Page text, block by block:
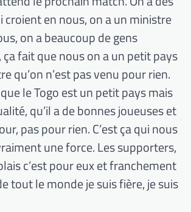
croient en nous, on a un ministre
on a beaucoup de gens
fait que nous on a un petit pays
qu’on n’est pas venu pour rien.
le Togo est un petit pays mais
qu’il a de bonnes joueuses et
pas pour rien. C’est ça qui nous
une force. Les supporters,
c’est pour eux et franchement
tout le monde je suis fière, je suis